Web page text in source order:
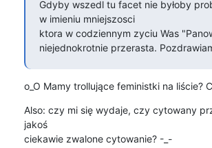
Gdyby wszedl tu facet nie byłoby
w imieniu mniejszosci
ktora w codziennym zyciu Was
niejednokrotnie przerasta.
o_O Mamy trollujące feministki na liście?
Also: czy mi się wydaje, czy cytowany
jakoś
ciekawie zwalone cytowanie? -_-